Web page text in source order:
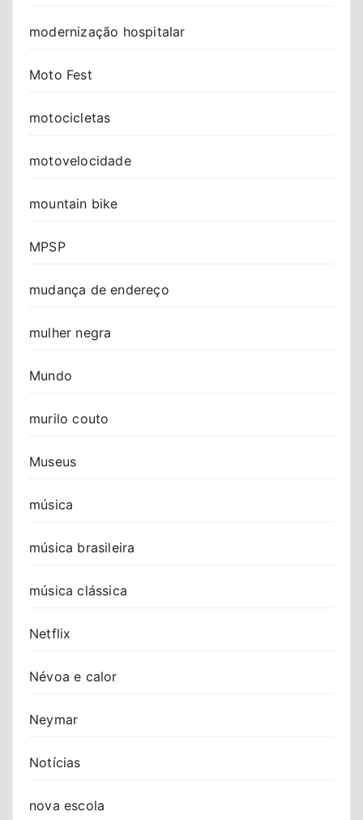
modernização hospitalar
Moto Fest
motocicletas
motovelocidade
mountain bike
MPSP
mudança de endereço
mulher negra
Mundo
murilo couto
Museus
música
música brasileira
música clássica
Netflix
Névoa e calor
Neymar
Notícias
nova escola